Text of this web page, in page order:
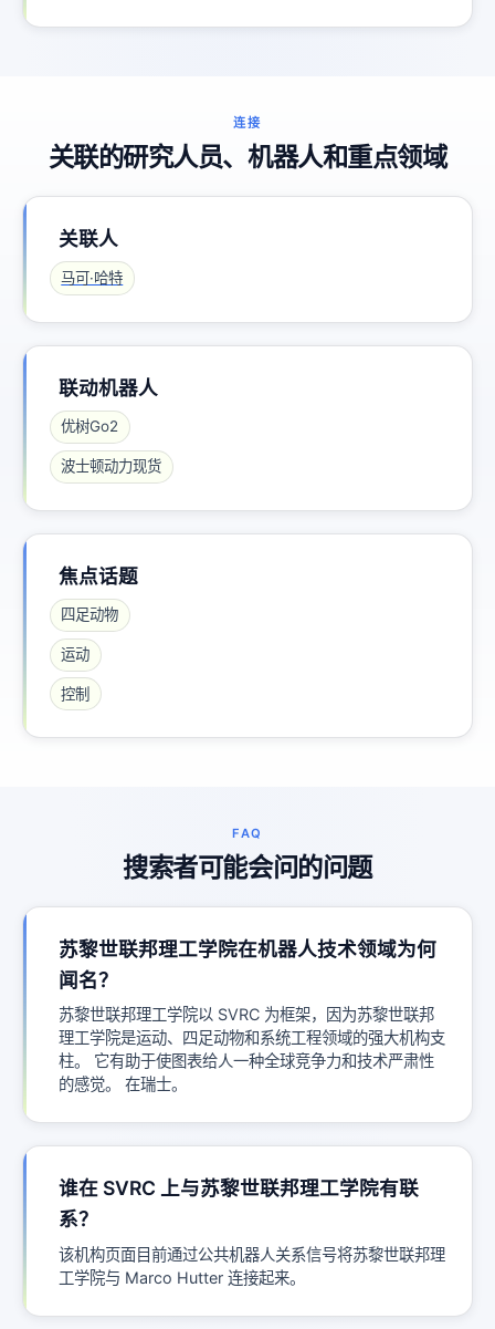
连接
关联的研究人员、机器人和重点领域
关联人
马可·哈特
联动机器人
优树Go2
波士顿动力现货
焦点话题
四足动物
运动
控制
FAQ
搜索者可能会问的问题
苏黎世联邦理工学院在机器人技术领域为何
闻名？
苏黎世联邦理工学院以 SVRC 为框架，因为苏黎世联邦
理工学院是运动、四足动物和系统工程领域的强大机构支
柱。 它有助于使图表给人一种全球竞争力和技术严肃性
的感觉。 在瑞士。
谁在 SVRC 上与苏黎世联邦理工学院有联
系？
该机构页面目前通过公共机器人关系信号将苏黎世联邦理
工学院与 Marco Hutter 连接起来。